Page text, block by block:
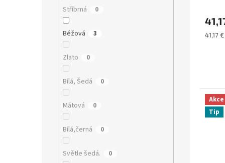
Stříbrná 0
Béžová 3
Zlato 0
Bílá, Šedá 0
Mátová 0
Bílá,černá 0
Světle šedá. 0
Měrná
41,17
Akce
Tip